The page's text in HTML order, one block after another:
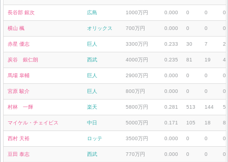
長谷部 銀次 広島 1000万円 0.000 0 0 0
横山 楓 オリックス 700万円 0.000 0 0 0
赤星 優志 巨人 3300万円 0.233 30 7 2
炭谷 銀仁朗 西武 4000万円 0.235 81 19 4
馬場 皐輔 巨人 2900万円 0.000 0 0 0
宮原 駿介 巨人 800万円 0.000 0 0 0
村林 一輝 楽天 5800万円 0.281 513 144
マイケル・チェイビス 中日 5000万円 0.171 105 18 8
西村 天裕 ロッテ 3500万円 0.000 0 0 0
豆田 泰志 西武 770万円 0.000 0 0 0